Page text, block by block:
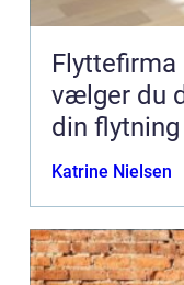
Flyttefirma i
vælger du
din flytning
Katrine Nielsen